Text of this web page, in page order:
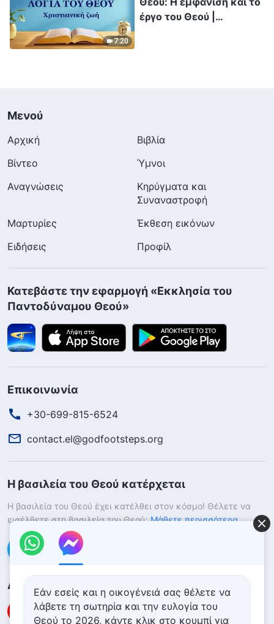
7:20
έργο του Θεού |
Μενού
Αρχική
Βιβλία
Βίντεο
Ύμνοι
Αναγνώσεις
Κηρύγματα και
Συναναστροφή
Μαρτυρίες
Έκθεση εικόνων
Ειδήσεις
Προφίλ
Κατεβάστε την εφαρμογή «Εκκλησία του
Παντοδύναμου Θεού»
Επικοινωνία
+30-699-815-6524
contact.el@godfootsteps.org
Η βασιλεία του Θεού κατέρχεται
Η βασιλεία του Θεού έχει κατέλθει στον κόσμο! Θέλετε να
εισέλθετε στη βασιλεία του Θεού; Μάθετε περισσότερα
Επικοινωνήστε μαζί μας μέσω Messenger
Ακολουθήστε μας
Εάν εσείς και η οικογένειά σας θέλετε να
λάβετε τη σωτηρία και την ευλογία του
Θεού το 2026, κάντε κλικ στο κουμπί για